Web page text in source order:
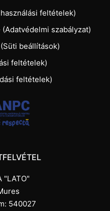
feltételek)
szabályzat)
beállítások)
feltételek)
feltételek)
"LATO"
540027